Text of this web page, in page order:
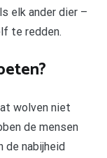
elk ander dier –
te redden.
wolven niet
de mensen
de nabijheid